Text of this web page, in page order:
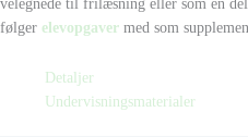
velegnede til frilæsning eller som en
følger elevopgaver med som
Detaljer
Undervisningsmaterialer